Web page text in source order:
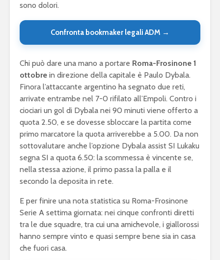
sono dolori.
Confronta bookmaker legali ADM →
Chi può dare una mano a portare Roma-Frosinone 1
ottobre in direzione della capitale è Paulo Dybala.
Finora l’attaccante argentino ha segnato due reti,
arrivate entrambe nel 7-0 rifilato all’Empoli. Contro i
ciociari un gol di Dybala nei 90 minuti viene offerto a
quota 2.50, e se dovesse sbloccare la partita come
primo marcatore la quota arriverebbe a 5.00. Da non
sottovalutare anche l’opzione Dybala assist SI Lukaku
segna SI a quota 6.50: la scommessa è vincente se,
nella stessa azione, il primo passa la palla e il
secondo la deposita in rete.
E per finire una nota statistica su Roma-Frosinone
Serie A settima giornata: nei cinque confronti diretti
tra le due squadre, tra cui una amichevole, i giallorossi
hanno sempre vinto e quasi sempre bene sia in casa
che fuori casa.